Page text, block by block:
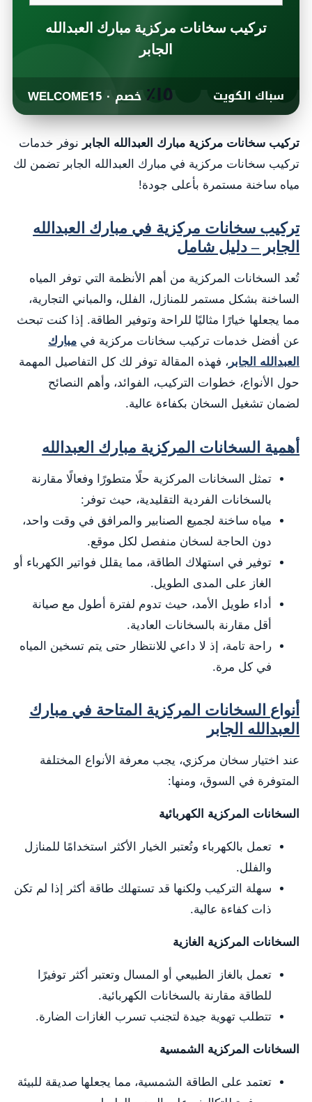
تركيب سخانات مركزية مبارك العبدالله
الجابر
سباك الكويت ١٥٪ خصم · WELCOME15
تركيب سخانات مركزية مبارك العبدالله الجابر نوفر خدمات
تركيب سخانات مركزية في مبارك العبدالله الجابر تضمن لك
مياه ساخنة مستمرة بأعلى جودة!
تركيب سخانات مركزية في مبارك العبدالله
الجابر – دليل شامل
تُعد السخانات المركزية من أهم الأنظمة التي توفر المياه
الساخنة بشكل مستمر للمنازل، الفلل، والمباني التجارية،
مما يجعلها خيارًا مثاليًا للراحة وتوفير الطاقة. إذا كنت تبحث
عن أفضل خدمات تركيب سخانات مركزية في مبارك
العبدالله الجابر ، فهذه المقالة توفر لك كل التفاصيل المهمة
حول الأنواع، خطوات التركيب، الفوائد، وأهم النصائح
لضمان تشغيل السخان بكفاءة عالية.
أهمية السخانات المركزية مبارك العبدالله
تمثل السخانات المركزية حلًا متطورًا وفعالًا مقارنة
بالسخانات الفردية التقليدية، حيث توفر:
مياه ساخنة لجميع الصنابير والمرافق في وقت واحد،
دون الحاجة لسخان منفصل لكل موقع.
توفير في استهلاك الطاقة، مما يقلل فواتير الكهرباء أو
الغاز على المدى الطويل.
أداء طويل الأمد، حيث تدوم لفترة أطول مع صيانة
أقل مقارنة بالسخانات العادية.
راحة تامة، إذ لا داعي للانتظار حتى يتم تسخين المياه
في كل مرة.
أنواع السخانات المركزية المتاحة في مبارك
العبدالله الجابر
عند اختيار سخان مركزي، يجب معرفة الأنواع المختلفة
المتوفرة في السوق، ومنها:
السخانات المركزية الكهربائية
تعمل بالكهرباء وتُعتبر الخيار الأكثر استخدامًا للمنازل
والفلل.
سهلة التركيب ولكنها قد تستهلك طاقة أكثر إذا لم تكن
ذات كفاءة عالية.
السخانات المركزية الغازية
تعمل بالغاز الطبيعي أو المسال وتعتبر أكثر توفيرًا
للطاقة مقارنة بالسخانات الكهربائية.
تتطلب تهوية جيدة لتجنب تسرب الغازات الضارة.
السخانات المركزية الشمسية
تعتمد على الطاقة الشمسية، مما يجعلها صديقة للبيئة